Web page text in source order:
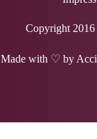
Copyright
Made with ♡ by